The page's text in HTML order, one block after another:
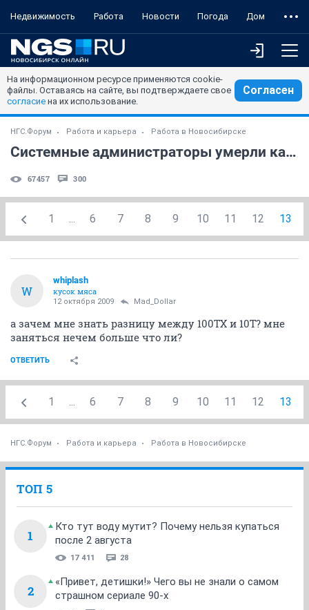
Недвижимость Работа Новости Погода Дом
На информационном ресурсе применяются cookie-
файлы. Оставаясь на сайте, вы подтверждаете свое
согласие на их использование.
Согласен
НГС.Форум Работа и карьера Работа в Новосибирске
Системные администраторы умерли как класс?
67457 300
1 ... 6 7 8 9 10 11 12 13
W
whiplash
кусок мяса
12 октября 2009 Mad_Dollar
а зачем мне знать разницу между 100TX и 10T? мне
заняться нечем больше что ли?
ОТВЕТИТЬ
1 ... 6 7 8 9 10 11 12 13
НГС.Форум Работа и карьера Работа в Новосибирске
ТОП 5
1
Кто тут воду мутит? Почему нельзя купаться
после 2 августа
17 411 28
2
«Привет, детишки!» Чего вы не знали о самом
страшном сериале 90-х